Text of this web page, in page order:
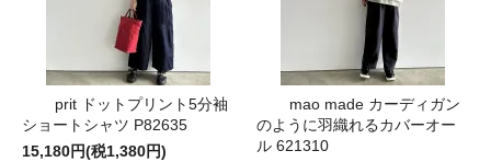
prit ドットプリント5分袖
ショートシャツ P82635
15,180円(税1,380円)
mao made カーディガン
のように羽織れるカバーオー
ル 621310